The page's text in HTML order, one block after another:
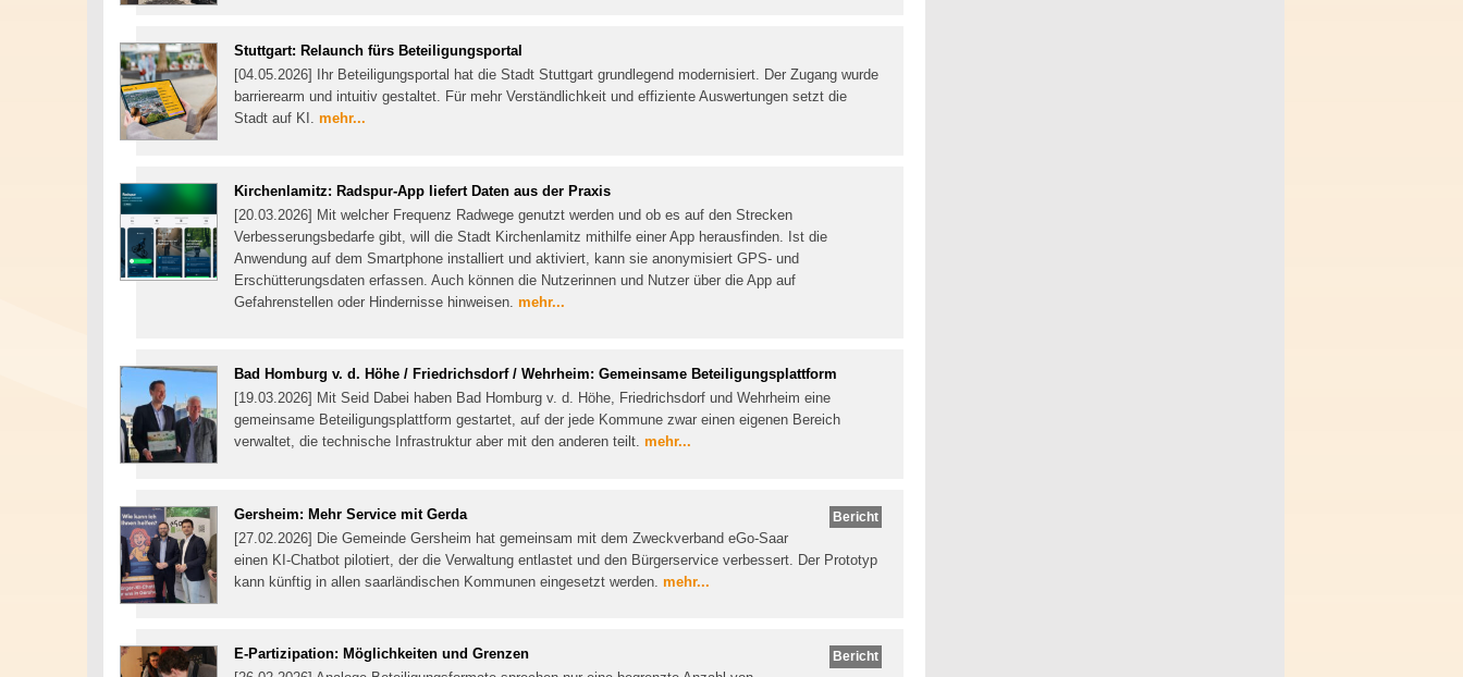
Stuttgart: Relaunch fürs Beteiligungsportal
[04.05.2026] Ihr Beteiligungsportal hat die Stadt Stuttgart grundlegend modernisiert. Der Zugang wurde
barrierearm und intuitiv gestaltet. Für mehr Verständlichkeit und effiziente Auswertungen setzt die
Stadt auf KI. mehr...
Kirchenlamitz: Radspur-App liefert Daten aus der Praxis
[20.03.2026] Mit welcher Frequenz Radwege genutzt werden und ob es auf den Strecken
Verbesserungsbedarfe gibt, will die Stadt Kirchenlamitz mithilfe einer App herausfinden. Ist die
Anwendung auf dem Smartphone installiert und aktiviert, kann sie anonymisiert GPS- und
Erschütterungsdaten erfassen. Auch können die Nutzerinnen und Nutzer über die App auf
Gefahrenstellen oder Hindernisse hinweisen. mehr...
Bad Homburg v. d. Höhe / Friedrichsdorf / Wehrheim: Gemeinsame Beteiligungsplattform
[19.03.2026] Mit Seid Dabei haben Bad Homburg v. d. Höhe, Friedrichsdorf und Wehrheim eine
gemeinsame Beteiligungsplattform gestartet, auf der jede Kommune zwar einen eigenen Bereich
verwaltet, die technische Infrastruktur aber mit den anderen teilt. mehr...
Bericht
Gersheim: Mehr Service mit Gerda
[27.02.2026] Die Gemeinde Gersheim hat gemeinsam mit dem Zweckverband eGo-Saar
einen KI-Chatbot pilotiert, der die Verwaltung entlastet und den Bürgerservice verbessert. Der Prototyp
kann künftig in allen saarländischen Kommunen eingesetzt werden. mehr...
Bericht
E-Partizipation: Möglichkeiten und Grenzen